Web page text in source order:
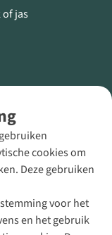
cookies om
Deze gebruiken
voor het
en het gebruik
jas